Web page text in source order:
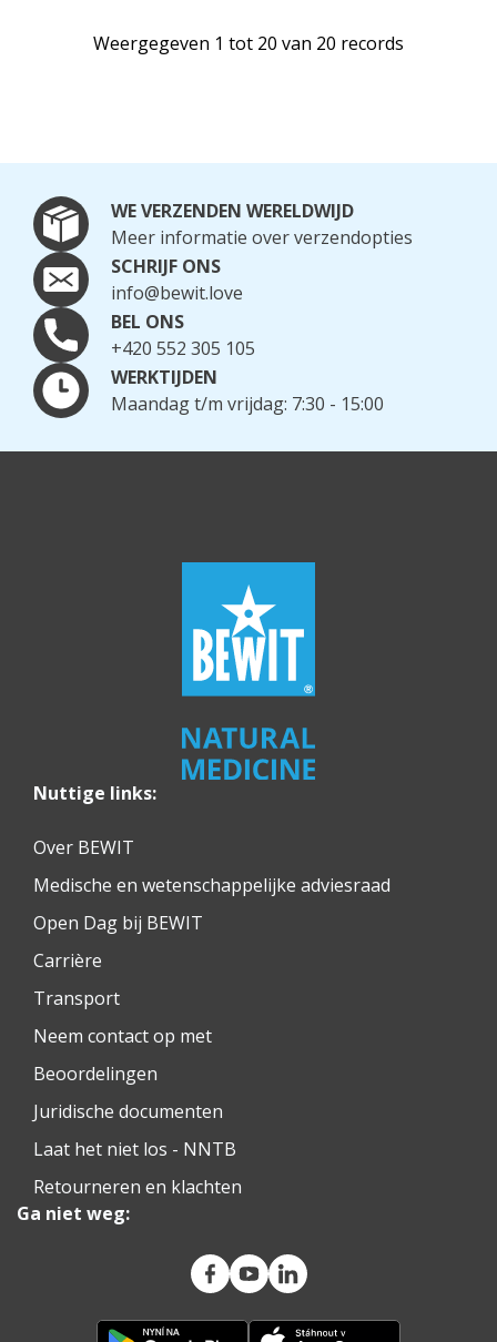
Weergegeven 1 tot 20 van 20 records
WE VERZENDEN WERELDWIJD
Meer informatie over verzendopties
SCHRIJF ONS
info@bewit.love
BEL ONS
+420 552 305 105
WERKTIJDEN
Maandag t/m vrijdag: 7:30 - 15:00
Nuttige links:
Over BEWIT
Medische en wetenschappelijke adviesraad
Open Dag bij BEWIT
Carrière
Transport
Neem contact op met
Beoordelingen
Juridische documenten
Laat het niet los - NNTB
Retourneren en klachten
Ga niet weg: